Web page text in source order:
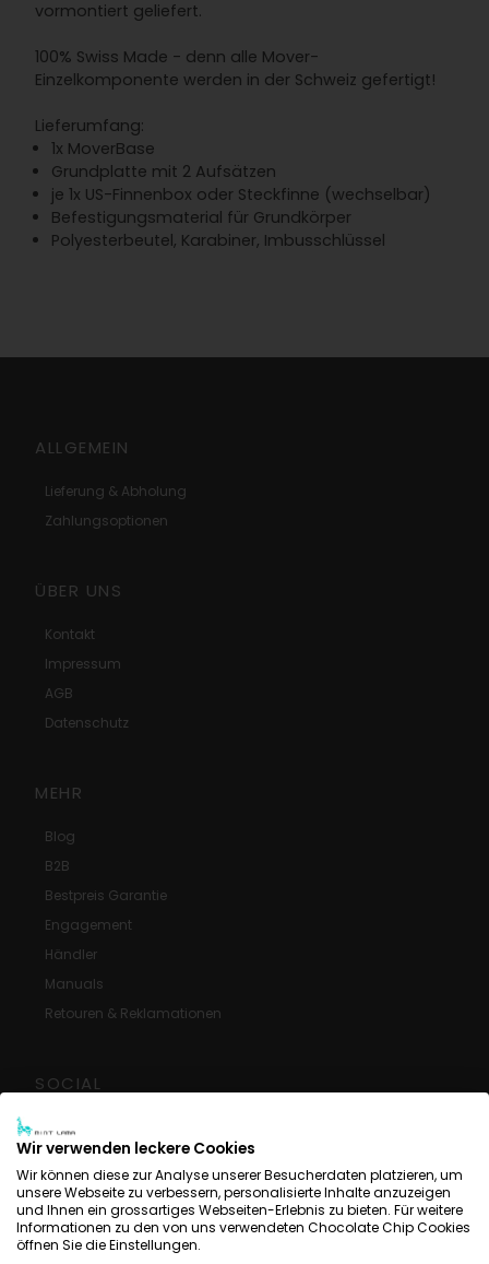
vormontiert geliefert.
100% Swiss Made - denn alle Mover-
Einzelkomponente werden in der Schweiz gefertigt!
Lieferumfang:
1x MoverBase
Grundplatte mit 2 Aufsätzen
je 1x US-Finnenbox oder Steckfinne (wechselbar)
Befestigungsmaterial für Grundkörper
Polyesterbeutel, Karabiner, Imbusschlüssel
ALLGEMEIN
Lieferung & Abholung
Zahlungsoptionen
ÜBER UNS
Kontakt
Impressum
AGB
Datenschutz
MEHR
Blog
B2B
Bestpreis Garantie
Engagement
Händler
Manuals
Retouren & Reklamationen
SOCIAL
Google Rezensionen
Facebook
Instagram
YouTube
Wir verwenden leckere Cookies
Wir können diese zur Analyse unserer Besucherdaten platzieren, um
unsere Webseite zu verbessern, personalisierte Inhalte anzuzeigen
und Ihnen ein grossartiges Webseiten-Erlebnis zu bieten. Für weitere
Informationen zu den von uns verwendeten Chocolate Chip Cookies
öffnen Sie die Einstellungen.